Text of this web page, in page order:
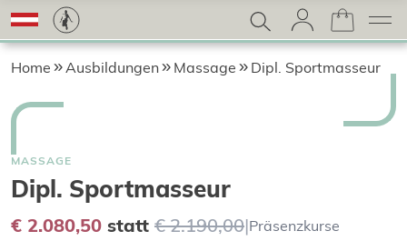
Home Ausbildungen Massage Dipl. Sportmasseur
MASSAGE
Dipl. Sportmasseur
€ 2.080,50 statt € 2.190,00|Präsenzkurse